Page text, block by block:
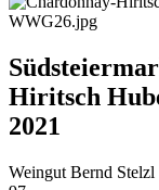
Hiritsch
2021
Weingut Bernd Stelzl